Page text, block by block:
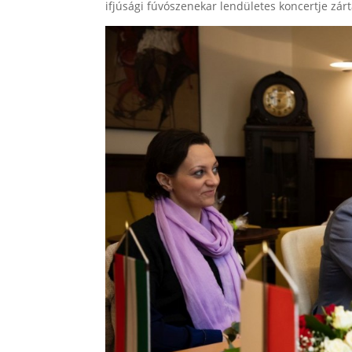
ifjúsági fúvószenekar lendületes koncertje